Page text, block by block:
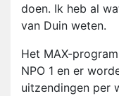
doen. Ik heb al
van Duin weten.
Het MAX-
NPO 1 en er
uitzendingen per